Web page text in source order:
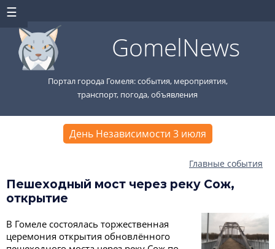
GomelNews
Портал города Гомеля: события, мероприятия,
транспорт, погода, объявления
День Независимости 3 июля
Главные события
Пешеходный мост через реку Сож,
открытие
В Гомеле состоялась торжественная
церемония открытия обновлённого